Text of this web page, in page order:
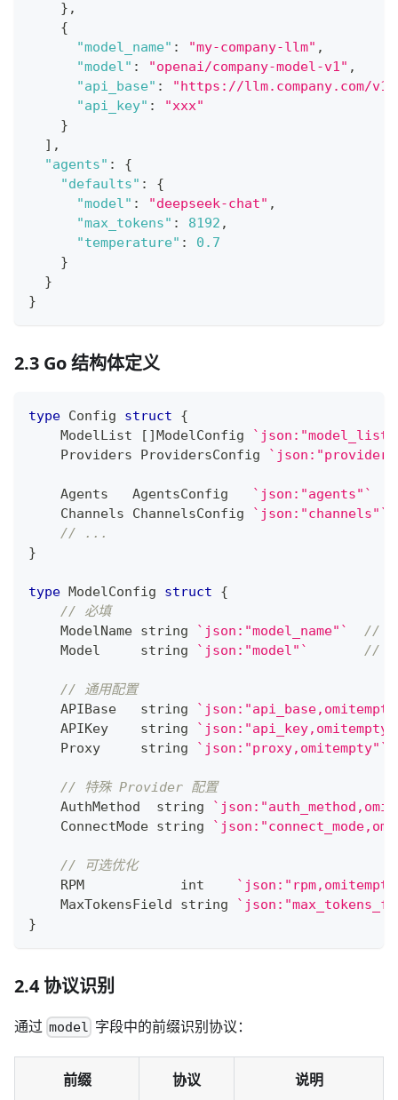
} ,
{
"model_name" : "my-company-llm" ,
"model" : "openai/company-model-v1" ,
"api_base" : "https://llm.company.com/v1"
"api_key" :
"xxx"
}
] ,
"agents" :
{
"defaults" :
{
"model" : "deepseek-chat" ,
"max_tokens" : 8192 ,
"temperature" :
0.7
}
}
}
2.3 Go 结构体定义
type Config struct
{
    ModelList
[ ]ModelConfig
    Providers ProvidersConfig
    Agents   AgentsConfig
`json:"agents"`
    Channels ChannelsConfig
`json:"channels"`
// ...
}
type ModelConfig struct
{
// 必填
    ModelName
string `json:"model_name"`
// 用
    Model
string `json:"model"` //
// 通用配置
    APIBase
string
    APIKey
string
    Proxy
string `json:"proxy,omitempty"`
// 特殊 Provider 配置
    AuthMethod
string
    ConnectMode
string
// 可选优化
    RPM
int
    MaxTokensField
string
}
2.4 协议识别
通过 model 字段中的前缀识别协议：
前缀 协议 说明